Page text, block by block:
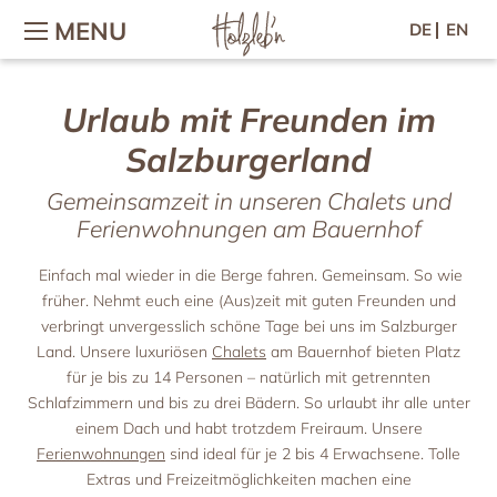
MENU DE EN
Das Feriendorf
Das Feriendorf
Dorf-Plan
Gastgeber & Team
Nachhaltigkeit
Lage & Webcam
Gut zu wissen
Chalets
Die Chalets
Ausstattung & Leistungen
Preisliste
Ferienwohnungen
Urlaub mit Familie / Kindern
Urlaub am Bauernhof
Urlaub mit Baby
Kinderabenteuer
Streichelzoo
Woodis Welt
Malvorlagen für Kinder
Urlaub zu zweit
Romantikurlaub
Urlaub mit Freunden
Gemeinsamzeit
Wellness & Fitness
Wellness im Chalet
Wellnessbereich
Massage & Beauty
Fitness im Wald
Kulinarik
Frühstück
Mittag & Abend
Waldpicknick
Rezepte
Aktiv
Großarl im Sommer
Großarl im Winter
Kontakt / Lage
Kontakt & Anfahrt
Anfrage
Online-Buchung
Gutscheine
Presse
Jobs im Feriendorf
Gewinnspiel
Urlaub mit Freunden im
Salzburgerland
Gemeinsamzeit in unseren Chalets und
Ferienwohnungen am Bauernhof
Einfach mal wieder in die Berge fahren. Gemeinsam. So wie
früher. Nehmt euch eine (Aus)zeit mit guten Freunden und
verbringt unvergesslich schöne Tage bei uns im Salzburger
Land. Unsere luxuriösen Chalets am Bauernhof bieten Platz
für je bis zu 14 Personen – natürlich mit getrennten
Schlafzimmern und bis zu drei Bädern. So urlaubt ihr alle unter
einem Dach und habt trotzdem Freiraum. Unsere
Ferienwohnungen sind ideal für je 2 bis 4 Erwachsene. Tolle
Extras und Freizeitmöglichkeiten machen eine